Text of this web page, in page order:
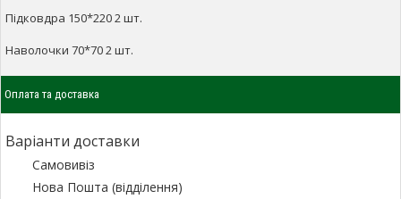
Підковдра 150*220 2 шт.
Наволочки 70*70 2 шт.
Оплата та доставка
Варіанти доставки
Самовивіз
Нова Пошта (відділення)